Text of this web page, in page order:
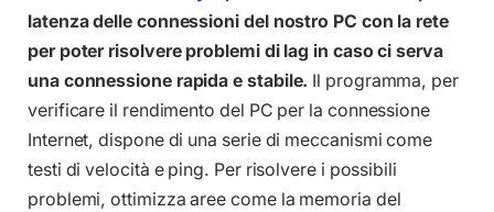
latenza delle connessioni del nostro PC con la rete
per poter risolvere problemi di lag in caso ci serva
una connessione rapida e stabile. Il programma, per
verificare il rendimento del PC per la connessione
Internet, dispone di una serie di meccanismi come
testi di velocità e ping. Per risolvere i possibili
problemi, ottimizza aree come la memoria del